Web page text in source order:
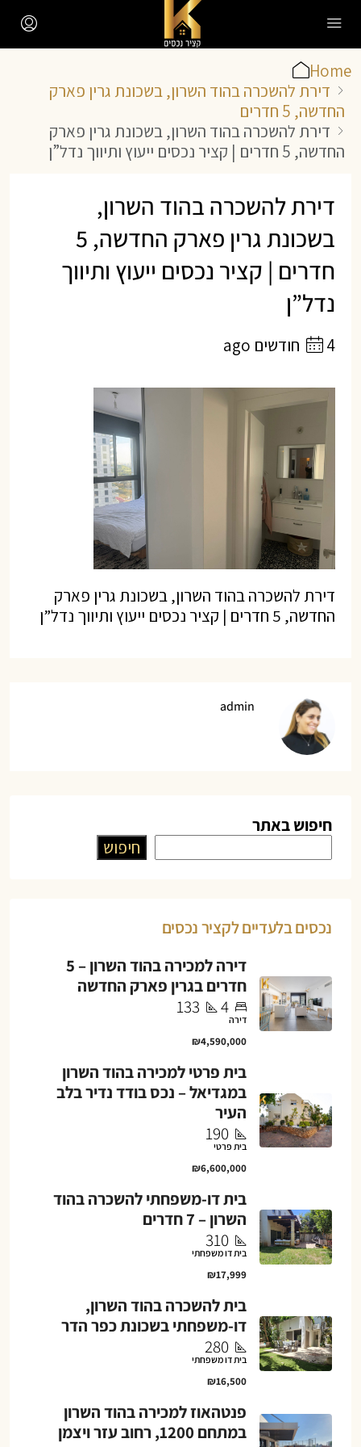
Home
דירת להשכרה בהוד השרון, בשכונת גרין פארק
החדשה, 5 חדרים
דירת להשכרה בהוד השרון, בשכונת גרין פארק
החדשה, 5 חדרים | קציר נכסים ייעוץ ותיווך נדל”ן
דירת להשכרה בהוד השרון,
בשכונת גרין פארק החדשה, 5
חדרים | קציר נכסים ייעוץ ותיווך
נדל”ן
4 חודשים ago
דירת להשכרה בהוד השרון, בשכונת גרין פארק
החדשה, 5 חדרים | קציר נכסים ייעוץ ותיווך נדל”ן
admin
חיפוש באתר
חיפוש
נכסים בלעדיים לקציר נכסים
דירה למכירה בהוד השרון – 5
חדרים בגרין פארק החדשה
4
133
דירה
₪4,590,000
בית פרטי למכירה בהוד השרון
במגדיאל – נכס בודד נדיר בלב
העיר
190
בית פרטי
₪6,600,000
בית דו-משפחתי להשכרה בהוד
השרון – 7 חדרים
310
בית דו משפחתי
₪17,999
בית להשכרה בהוד השרון,
דו-משפחתי בשכונת כפר הדר
280
בית דו משפחתי
₪16,500
פנטהאוז למכירה בהוד השרון
במתחם 1200, רחוב עזר ויצמן